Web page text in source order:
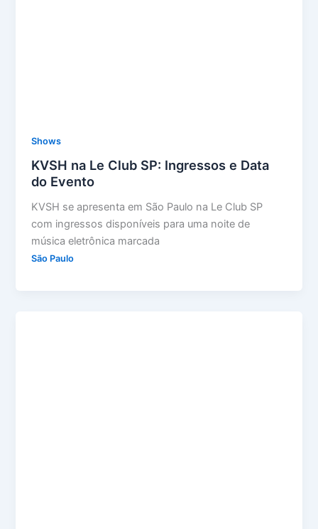
Shows
KVSH na Le Club SP: Ingressos e Data
do Evento
KVSH se apresenta em São Paulo na Le Club SP
com ingressos disponíveis para uma noite de
música eletrônica marcada
São Paulo